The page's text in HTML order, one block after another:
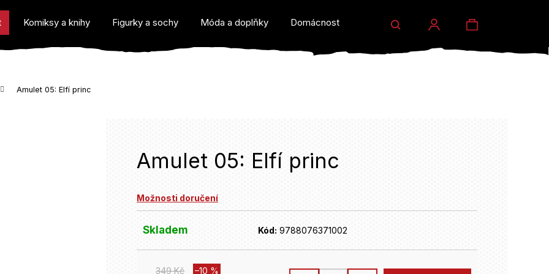
Komiksy a knihy Figurky a sochy Móda a doplňky Domácnost a dárky Prodejny Eventy
Hledat
Přihlášení
Nákupní
Amulet 05: Elfí princ
Amulet 05: Elfí princ
Možnosti doručení
Skladem Kód: 9788076371002
349 Kč –10 %